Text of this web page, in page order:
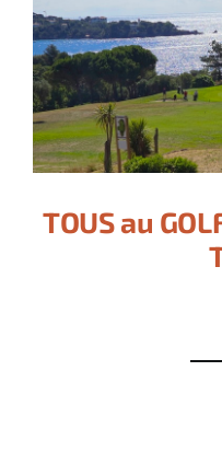
TOUS au